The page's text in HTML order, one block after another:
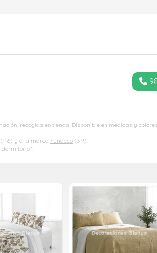
recogida en tienda. Disponible en medidas y
(116) y a la marca Fundeco (39).
dormitorio".